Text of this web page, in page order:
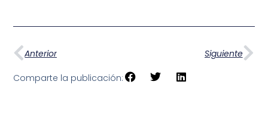
Anterior Siguiente
Comparte la publicación: